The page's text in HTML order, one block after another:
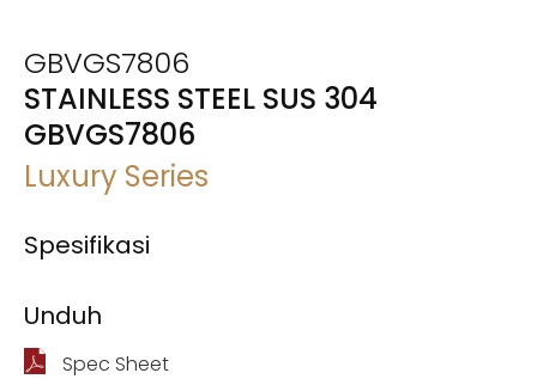
GBVGS7806
STAINLESS STEEL SUS 304
GBVGS7806
Luxury Series
Spesifikasi
Unduh
Spec Sheet